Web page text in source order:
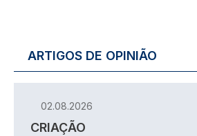
ARTIGOS DE OPINIÃO
02.08.2026
CRIAÇÃO